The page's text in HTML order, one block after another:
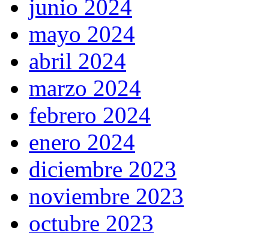
junio 2024
mayo 2024
abril 2024
marzo 2024
febrero 2024
enero 2024
diciembre 2023
noviembre 2023
octubre 2023